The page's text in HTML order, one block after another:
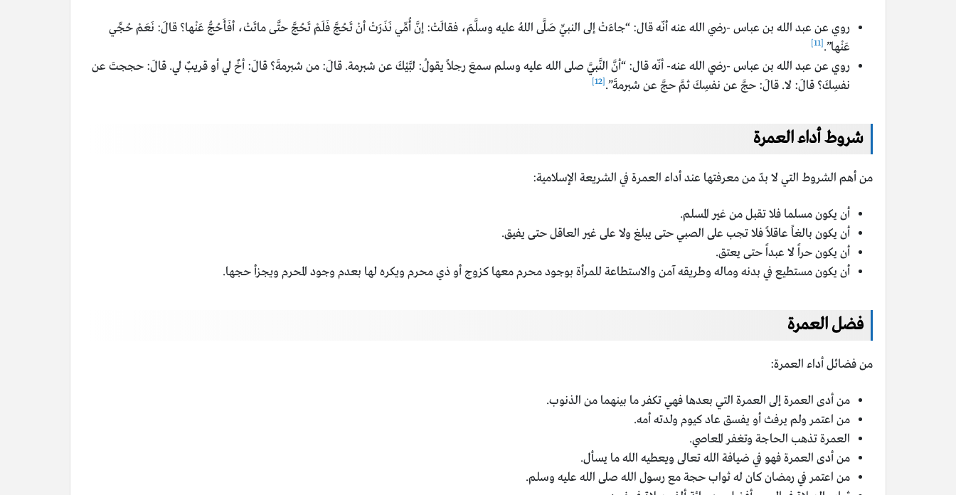
روي عن عبد الله بن عباس -رضي الله عنه أنّه قال: “جاءَتْ إلى النبيِّ صَلَّى اللهُ عليه وسلَّمَ، فقالَتْ: إنَّ أُمِّي نَذَرَتْ أنْ تَحُجَّ فَلَمْ تَحُجَّ حتَّى ماتَتْ، أفَأَحُجُّ عَنْها؟ قالَ: نَعَمْ حُجِّي
عَنْها”.[11]
روي عن عبد الله بن عباس -رضي الله عنه- أنّه قال: “أنَّ النَّبيَّ صلى الله عليه وسلم سمعَ رجلاً يقولُ: لبَّيْكَ عن شبرمة. قالَ: من شبرمةَ؟ قالَ: أخٌ لي أو قريبٌ لي. قالَ: حججتَ عن
نفسِكَ؟ قالَ: لا. قالَ: حجَّ عن نفسِكَ ثمَّ حجَّ عن شبرمةَ”.[12]
شروط أداء العمرة
من أهم الشروط التي لا بدّ من معرفتها عند أداء العمرة في الشريعة الإسلامية:
أن يكون مسلما فلا تقبل من غير المسلم.
أن يكون بالغاً عاقلاً فلا تجب على الصبي حتى يبلغ ولا على غير العاقل حتى يفيق.
أن يكون حراً لا عبداً حتى يعتق.
أن يكون مستطيع في بدنه وماله وطريقه آمن والاستطاعة للمرأة بوجود محرم معها كزوج أو ذي محرم ويكره لها بعدم وجود المحرم ويجزأ حجها.
فضل العمرة
من فضائل أداء العمرة:
من أدى العمرة إلى العمرة التي بعدها فهي تكفر ما بينهما من الذنوب.
من اعتمر ولم يرفث أو يفسق عاد كيوم ولدته أمه.
العمرة تذهب الحاجة وتغفر المعاصي.
من أدى العمرة فهو في ضيافة الله تعالى ويعطيه الله ما يسأل.
من اعتمر في رمضان كان له ثواب حجة مع رسول الله صلى الله عليه وسلم.